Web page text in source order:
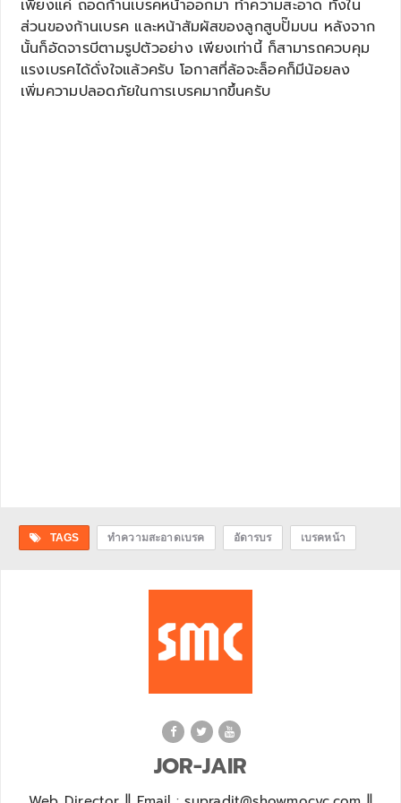
เพียงแค่ ถอดก้านเบรคหน้าออกมา ทำความสะอาด ทั้งใน
ส่วนของก้านเบรค และหน้าสัมผัสของลูกสูบปั๊มบน หลังจาก
นั้นก็อัดจารบีตามรูปตัวอย่าง เพียงเท่านี้ ก็สามารถควบคุม
แรงเบรคได้ดั่งใจแล้วครับ โอกาสที่ล้อจะล็อคก็มีน้อยลง
เพิ่มความปลอดภัยในการเบรคมากขึ้นครับ
TAGS ทำความสะอาดเบรค อัดารบร เบรคหน้า
JOR-JAIR